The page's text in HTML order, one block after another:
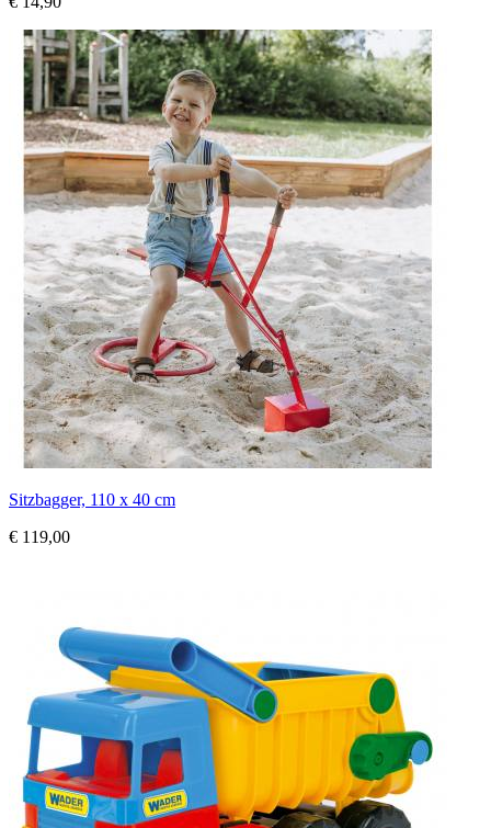
Sitzbagger, 110 x 40 cm
€ 119,00